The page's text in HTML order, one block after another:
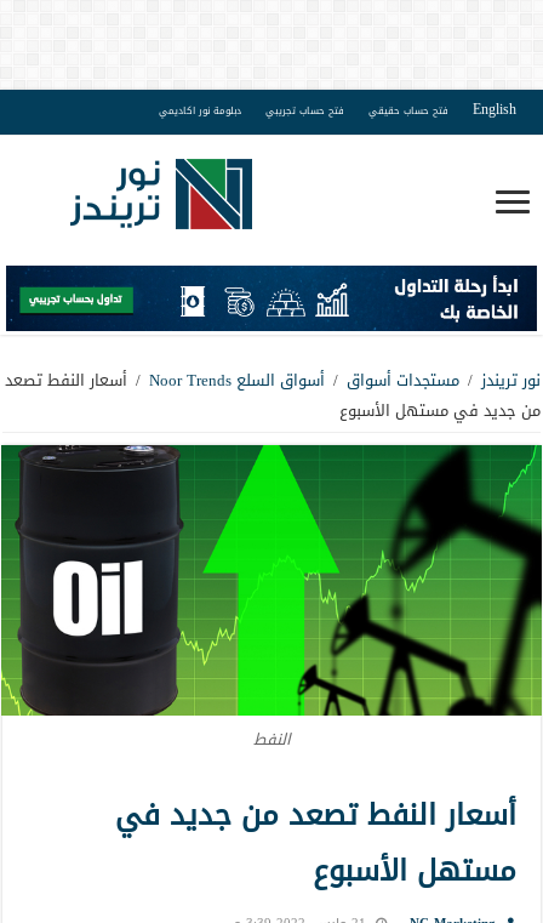
English فتح حساب حقيقي فتح حساب تجريبي دبلومة نور اكاديمي
نور تريندز / مستجدات أسواق / أسواق السلع Noor Trends / أسعار النفط تصعد
من جديد في مستهل الأسبوع
النفط
أسعار النفط تصعد من جديد في
مستهل الأسبوع